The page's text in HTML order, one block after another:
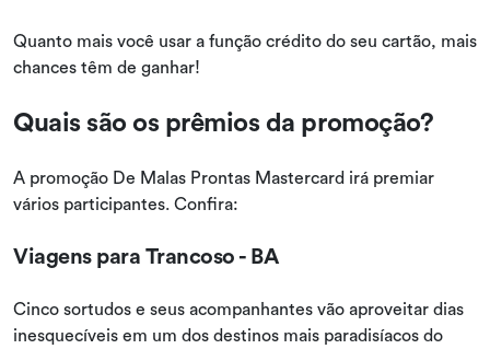
Quanto mais você usar a função crédito do seu cartão, mais
chances têm de ganhar!
Quais são os prêmios da promoção?
A promoção De Malas Prontas Mastercard irá premiar
vários participantes. Confira:
Viagens para Trancoso - BA
Cinco sortudos e seus acompanhantes vão aproveitar dias
inesquecíveis em um dos destinos mais paradisíacos do